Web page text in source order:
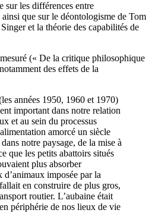
sur les différences entre
que sur le déontologisme de Tom
et la théorie des capabilités de
(« De la critique philosophique
des effets de la
années 1950, 1960 et 1970)
important dans notre relation
et au sein du processus
amorcé un siècle
notre paysage, de la mise à
que les petits abattoirs situés
plus absorber
d’animaux imposée par la
en construire de plus gros,
routier. L’aubaine était
périphérie de nos lieux de vie